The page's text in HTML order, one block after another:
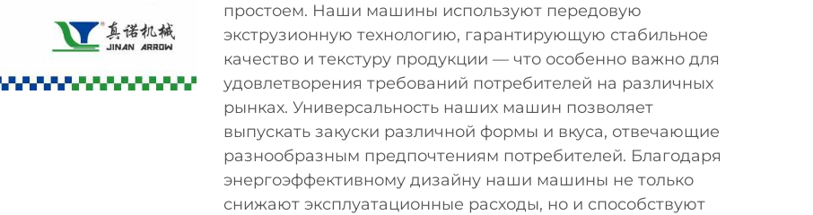
простоем. Наши машины используют передовую
экструзионную технологию, гарантирующую стабильное
качество и текстуру продукции — что особенно важно для
удовлетворения требований потребителей на различных
рынках. Универсальность наших машин позволяет
выпускать закуски различной формы и вкуса, отвечающие
разнообразным предпочтениям потребителей. Благодаря
энергоэффективному дизайну наши машины не только
снижают эксплуатационные расходы, но и способствуют